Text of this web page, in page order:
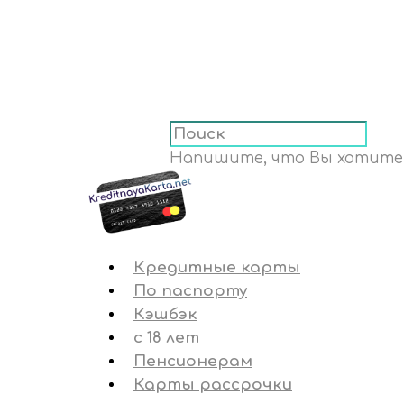
Напишите, что Вы
Кредитные карты
По паспорту
Кэшбэк
с 18 лет
Пенсионерам
Карты рассрочки